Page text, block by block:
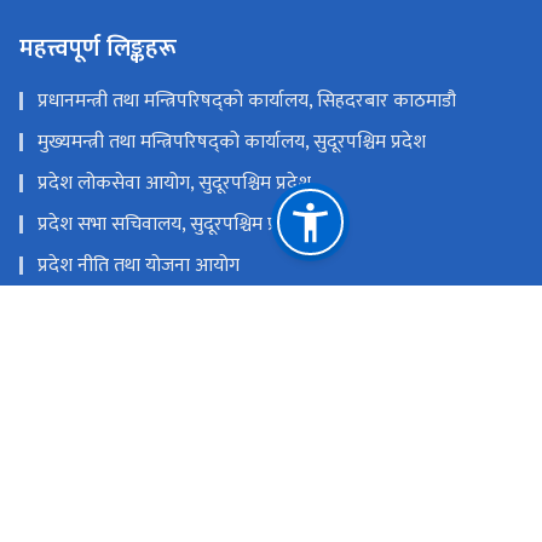
महत्त्वपूर्ण लिङ्कहरू
प्रधानमन्त्री तथा मन्त्रिपरिषद्को कार्यालय, सिहदरबार काठमाडौ
मुख्यमन्त्री तथा मन्त्रिपरिषद्को कार्यालय, सुदूरपश्चिम प्रदेश
प्रदेश लोकसेवा आयोग, सुदूरपश्चिम प्रदेश
प्रदेश सभा सचिवालय, सुदूरपश्चिम प्रदेश
प्रदेश नीति तथा योजना आयोग